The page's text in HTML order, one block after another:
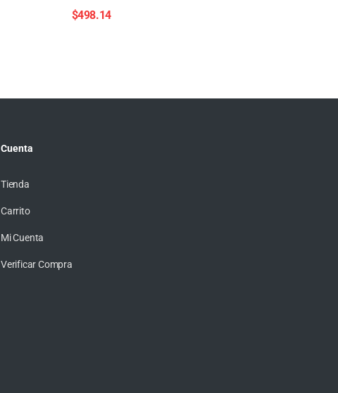
$498.14
Cuenta
Tienda
Carrito
Mi Cuenta
Verificar Compra